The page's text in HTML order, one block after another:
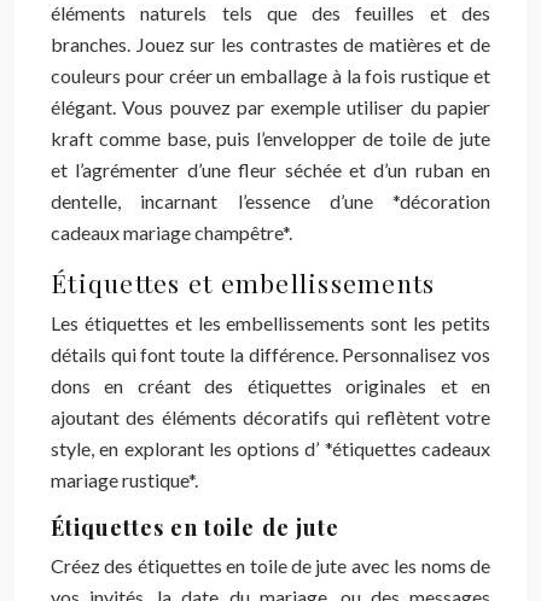
éléments naturels tels que des feuilles et des
branches. Jouez sur les contrastes de matières et de
couleurs pour créer un emballage à la fois rustique et
élégant. Vous pouvez par exemple utiliser du papier
kraft comme base, puis l’envelopper de toile de jute
et l’agrémenter d’une fleur séchée et d’un ruban en
dentelle, incarnant l’essence d’une *décoration
cadeaux mariage champêtre*.
Étiquettes et embellissements
Les étiquettes et les embellissements sont les petits
détails qui font toute la différence. Personnalisez vos
dons en créant des étiquettes originales et en
ajoutant des éléments décoratifs qui reflètent votre
style, en explorant les options d’ *étiquettes cadeaux
mariage rustique*.
Étiquettes en toile de jute
Créez des étiquettes en toile de jute avec les noms de